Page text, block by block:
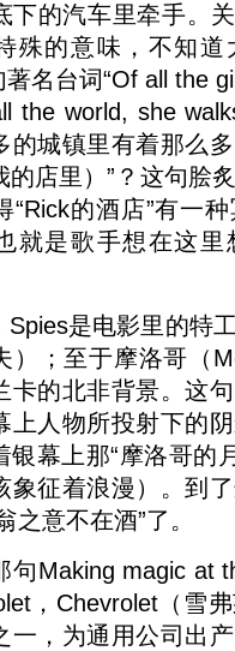
下的汽车里牵手。
殊的意味，不知道
著名台词“Of all the
the world, she
的城镇里有着那么
的店里）”？这句脍
“Rick的酒店”有一
就是歌手想在这里
Spies是电影里的特
）；至于摩洛哥（
卡的北非背景。这
上人物所投射下的
银幕上那“摩洛哥的
象征着浪漫）。到
之意不在酒”了。
句Making magic at
，Chevrolet（雪
一，为通用公司出